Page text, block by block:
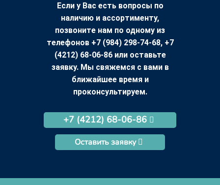
Если у Вас есть вопросы по
наличию и ассортименту,
позвоните нам по одному из
телефонов +7 (984) 298-74-68, +7
(4212) 68-06-86 или оставьте
заявку. Мы свяжемся с вами в
ближайшее время и
проконсультируем.
+7 (4212) 68-06-86
Оставить заявку